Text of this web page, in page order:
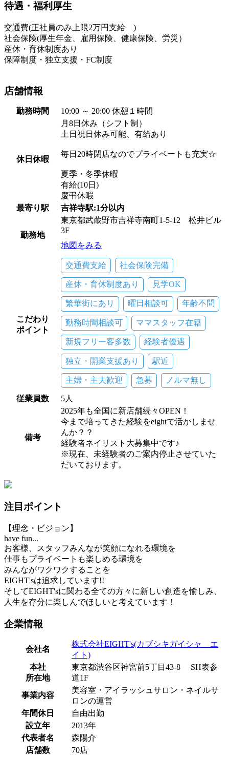
待遇・福利厚生
交通費(正社員のみ上限2万円支給 )
社会保険(厚生年金、雇用保険、健康保険、労災）
産休・育休制度あり
保障制度・独立支援・FC制度
店舗情報
勤務時間 10:00 ～ 20:00 休憩１時間
休日休暇
月8日休み（シフト制）
土日祝日休み可能、有給あり
毎日20時閉店なのでプライベートも充実☆
夏季・冬季休暇
有給(10日)
慶弔休暇
最寄り駅
吉祥寺駅:1分以内
勤務地
東京都武蔵野市吉祥寺南町1-5-12 松井ビル
3F
地図をみる
こだわり
ポイント
交通費支給 社会保険完備
産休・育休制度あり 見学OK
繁華街にあり 曜日相談可 年齢不問
勤務時間相談可 ママスタッフ在籍
新規フリー客多数 経験者優遇
独立・開業支援あり 駅近
主婦・主夫歓迎 急募 ノルマ無し
従業員数 5人
備考
2025年も全国に新店舗続々OPEN！
今まで培ってきた経験をeightで活かしませ
んか？？
経験者ネイリスト大募集中です♪
※現在、未経験者のご案内停止させていた
だいております。
注目ポイント
【理念・ビジョン】
have fun...
お客様、スタッフみんなが笑顔になれる環境を
仕事もプライベートも楽しめる環境を
みんながワクワクすることを
EIGHT'sは追求しています!!
そしてEIGHT'sに関わる全ての方々に新しい創造を愉しみ、
人生を存分に楽しんでほしいと考えています！
企業情報
会社名
株式会社EIGHT's(カブシキガイシャ エ
イト)
本社
所在地
東京都渋谷区神宮前5丁目43-8 SH表参
道1F
事業内容
美容室・アイラッシュサロン・ネイルサ
ロンの運営
年間休日
自由出勤
設立年
2013年
代表者名
森陽介
店舗数
70店